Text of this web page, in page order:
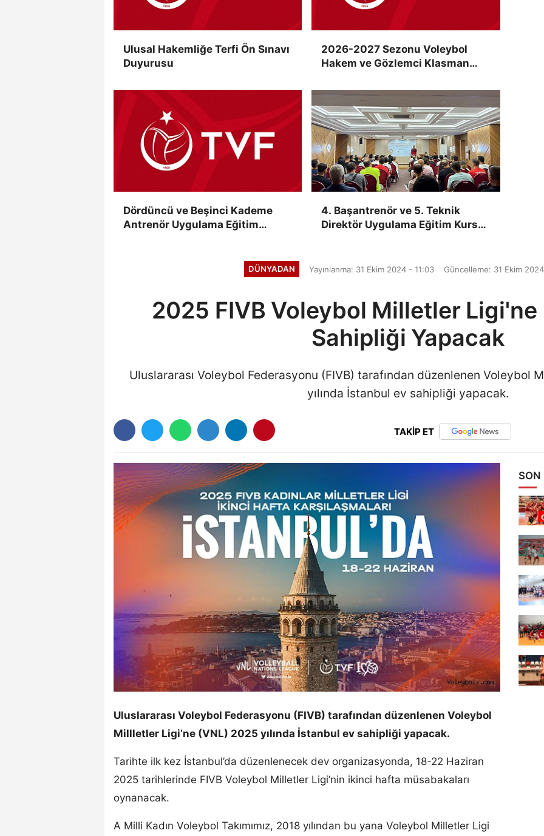
Ulusal Hakemliğe Terfi Ön Sınavı
Duyurusu
2026-2027 Sezonu Voleybol
Hakem ve Gözlemci Klasman
Gerçekleştirildi
Dördüncü ve Beşinci Kademe
Antrenör Uygulama Eğitim
4. Başantrenör ve 5. Teknik
Direktör Uygulama Eğitim Kursu,
DÜNYADAN Yayınlanma: 31 Ekim 2024 - 11:03 Güncelleme: 31 Ekim
2025 FIVB Voleybol Milletler
Sahipliği Yapacak
Uluslararası Voleybol Federasyonu (FIVB) tarafından düzenlenen Voleybol
yılında İstanbul ev sahipliği yapacak.
TAKİP ET
Uluslararası Voleybol Federasyonu (FIVB) tarafından düzenlenen Voleybol
Millletler Ligi’ne (VNL) 2025 yılında İstanbul ev sahipliği yapacak.
Tarihte ilk kez İstanbul’da düzenlenecek dev organizasyonda, 18-22 Haziran
2025 tarihlerinde FIVB Voleybol Milletler Ligi’nin ikinci hafta müsabakaları
oynanacak.
A Milli Kadın Voleybol Takımımız, 2018 yılından bu yana Voleybol Milletler Ligi
SON